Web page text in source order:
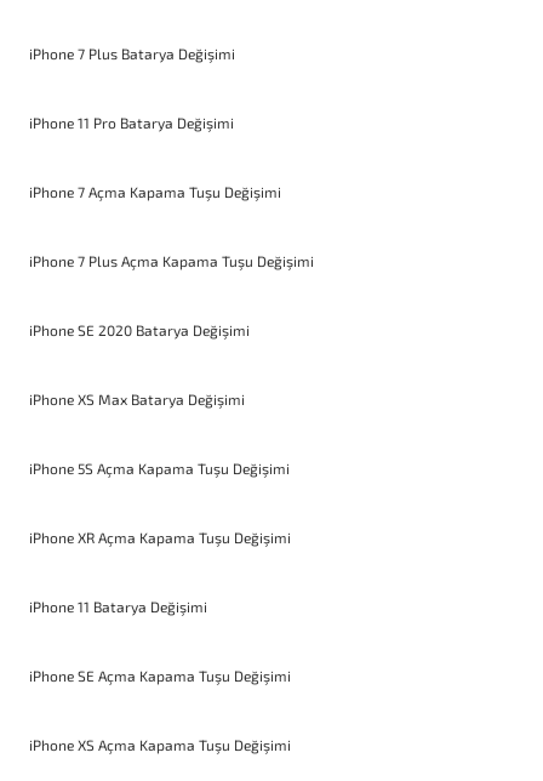
iPhone 7 Plus Batarya Değişimi
iPhone 11 Pro Batarya Değişimi
iPhone 7 Açma Kapama Tuşu Değişimi
iPhone 7 Plus Açma Kapama Tuşu Değişimi
iPhone SE 2020 Batarya Değişimi
iPhone XS Max Batarya Değişimi
iPhone 5S Açma Kapama Tuşu Değişimi
iPhone XR Açma Kapama Tuşu Değişimi
iPhone 11 Batarya Değişimi
iPhone SE Açma Kapama Tuşu Değişimi
iPhone XS Açma Kapama Tuşu Değişimi